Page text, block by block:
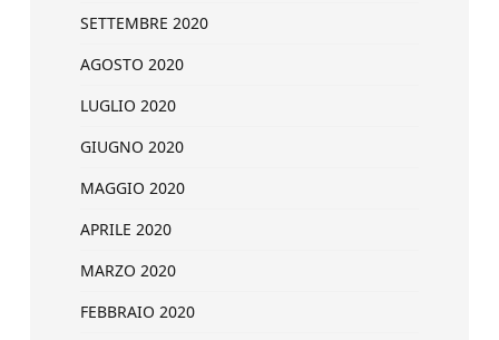
SETTEMBRE 2020
AGOSTO 2020
LUGLIO 2020
GIUGNO 2020
MAGGIO 2020
APRILE 2020
MARZO 2020
FEBBRAIO 2020